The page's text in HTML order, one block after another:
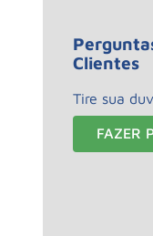
Clientes
Tire sua
FAZER